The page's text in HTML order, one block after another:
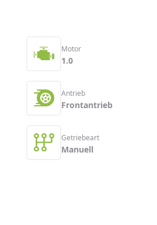
Motor
1.0
Antrieb
Frontantrieb
Getriebeart
Manuell